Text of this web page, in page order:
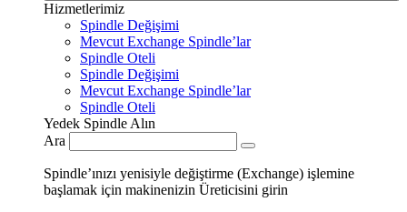
Hizmetlerimiz
Spindle Değişimi
Mevcut Exchange Spindle’lar
Spindle Oteli
Spindle Değişimi
Mevcut Exchange Spindle’lar
Spindle Oteli
Yedek Spindle Alın
Ara
Spindle’ınızı yenisiyle değiştirme (Exchange) işlemine
başlamak için makinenizin Üreticisini girin